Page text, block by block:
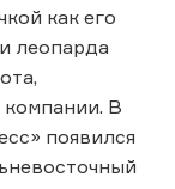
как его
леопарда
В
появился